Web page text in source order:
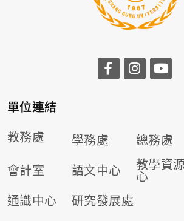
前往長庚
前往
單位連結
教務處
學務處 總務處
會計室
語文中心 教學資
心
通識中心
研究發展處